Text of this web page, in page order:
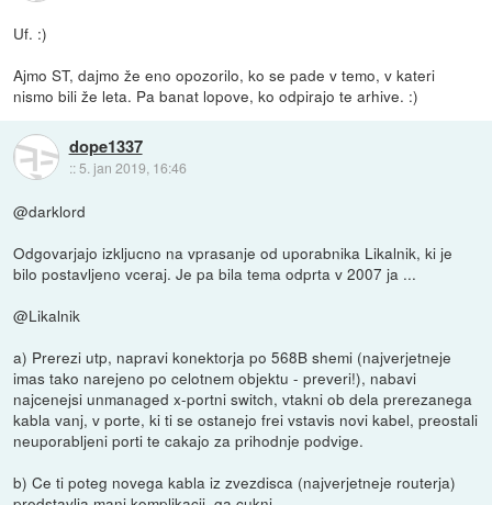
Uf. :)
Ajmo ST, dajmo že eno opozorilo, ko se pade v temo, v kateri
nismo bili že leta. Pa banat lopove, ko odpirajo te arhive. :)
dope1337
:: 5. jan 2019, 16:46
@darklord
Odgovarjajo izkljucno na vprasanje od uporabnika Likalnik, ki je
bilo postavljeno vceraj. Je pa bila tema odprta v 2007 ja ...
@Likalnik
a) Prerezi utp, napravi konektorja po 568B shemi (najverjetneje
imas tako narejeno po celotnem objektu - preveri!), nabavi
najcenejsi unmanaged x-portni switch, vtakni ob dela prerezanega
kabla vanj, v porte, ki ti se ostanejo frei vstavis novi kabel, preostali
neuporabljeni porti te cakajo za prihodnje podvige.
b) Ce ti poteg novega kabla iz zvezdisca (najverjetneje routerja)